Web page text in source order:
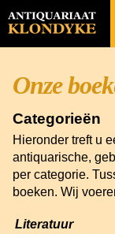
Onze
Categorieën
Hieronder treft u
antiquarische,
per categorie.
boeken. Wij
Literatuur